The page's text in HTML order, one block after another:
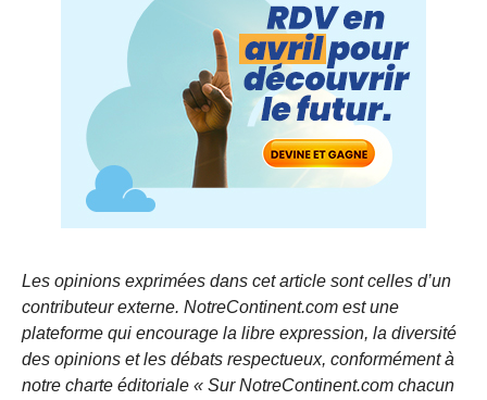
Les opinions exprimées dans cet article sont celles d’un
contributeur externe. NotreContinent.com est une
plateforme qui encourage la libre expression, la diversité
des opinions et les débats respectueux, conformément à
notre charte éditoriale « Sur NotreContinent.com chacun